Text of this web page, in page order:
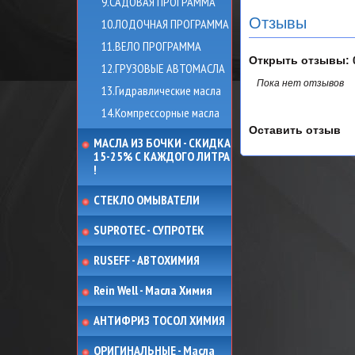
10.ЛОДОЧНАЯ ПРОГРАММА
11.ВЕЛО ПРОГРАММА
12.ГРУЗОВЫЕ АВТОМАСЛА
13.Гидравлические масла
14.Компрессорные масла
МАСЛА ИЗ БОЧКИ - СКИДКА
15-25% С КАЖДОГО ЛИТРА
!
СТЕКЛО ОМЫВАТЕЛИ
SUPROTEC - СУПРОТЕК
RUSEFF - АВТОХИМИЯ
Rein Well - Масла Химия
АНТИФРИЗ ТОСОЛ ХИМИЯ
ОРИГИНАЛЬНЫЕ - Масла
Отзывы
Открыть отзывы:
Пока нет отзывов
Оставить отзыв